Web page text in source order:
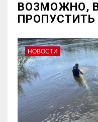
ВОЗМОЖНО,
ПРОПУСТИТЬ
НОВОСТИ